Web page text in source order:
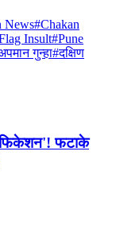
News#Chakan
Insult#Pune
गुन्हा#दक्षिण
फटाके